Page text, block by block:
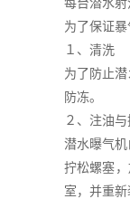
为了保证
１、清洗
为了防止
防冻。
２、注油
潜水曝气
拧松螺塞
室，并重